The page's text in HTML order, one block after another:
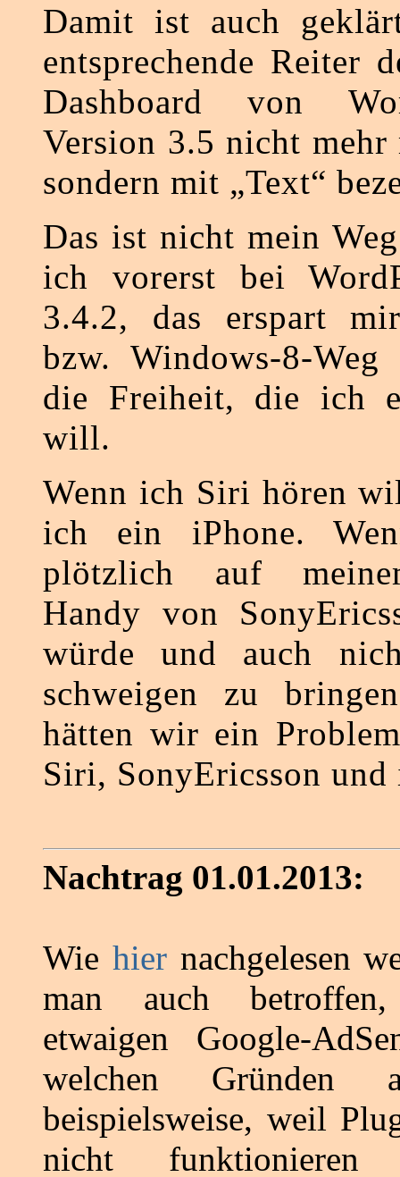
Damit ist auch
entsprechende Reiter
Dashboard von
Version 3.5 nicht
sondern mit „Text“
Das ist nicht mein
ich vorerst bei
3.4.2, das erspart
bzw. Windows-8-
die Freiheit, die ich
will.
Wenn ich Siri hören
ich ein iPhone.
plötzlich auf
Handy von
würde und auch
schweigen zu
hätten wir ein
Siri, SonyEricsson und
Nachtrag 01.01.2013:
Wie hiernachgelesen
man auch
etwaigen Google-
welchen Gründen
beispielsweise, weil
nicht